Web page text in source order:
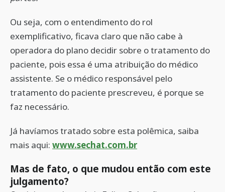
Ou seja, com o entendimento do rol
exemplificativo, ficava claro que não cabe à
operadora do plano decidir sobre o tratamento do
paciente, pois essa é uma atribuição do médico
assistente. Se o médico responsável pelo
tratamento do paciente prescreveu, é porque se
faz necessário.
Já havíamos tratado sobre esta polêmica, saiba
mais aqui: www.sechat.com.br
Mas de fato, o que mudou então com este
julgamento?